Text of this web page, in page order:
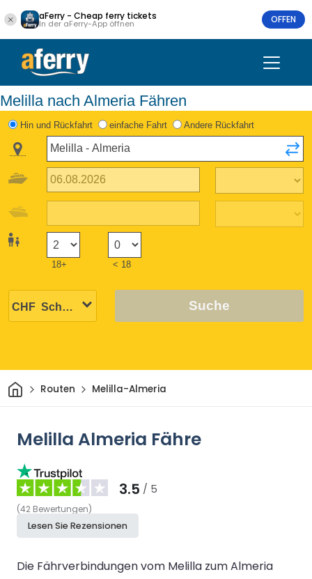
aFerry - Cheap ferry tickets
In der aFerry-App öffnen OFFEN
Melilla nach Almeria Fähren
Hin und Rückfahrt einfache Fahrt Andere Rückfahrt
18+ < 18
Suche
HeimRouten Melilla-Almeria
Melilla Almeria Fähre
3.5 / 5
(42 Bewertungen)
Lesen Sie Rezensionen
Die Fährverbindungen vom Melilla zum Almeria